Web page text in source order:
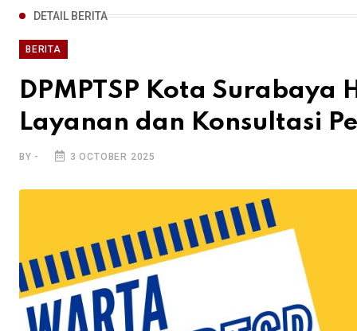
DETAIL BERITA
BERITA
DPMPTSP Kota
Layanan dan Konsultasi
BY - 3 OCTOBER 2025